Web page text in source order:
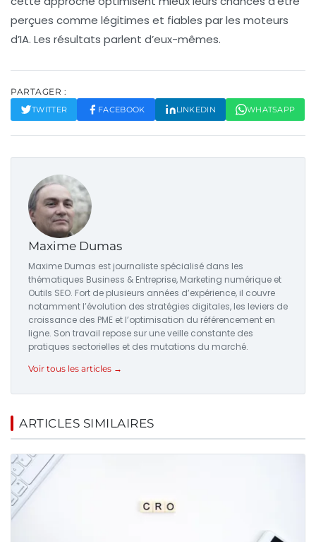
perçues comme légitimes et fiables par les moteurs
d’IA. Les résultats parlent d’eux-mêmes.
PARTAGER :
TWITTER FACEBOOK LINKEDIN WHATSAPP
Maxime Dumas
Maxime Dumas est journaliste spécialisé dans les
thématiques Business & Entreprise, Marketing numérique et
Outils SEO. Fort de plusieurs années d’expérience, il couvre
notamment l’évolution des stratégies digitales, les leviers de
croissance des PME et l’optimisation du référencement en
ligne. Son travail repose sur une veille constante des
pratiques sectorielles et des mutations du marché.
Voir tous les articles →
ARTICLES SIMILAIRES